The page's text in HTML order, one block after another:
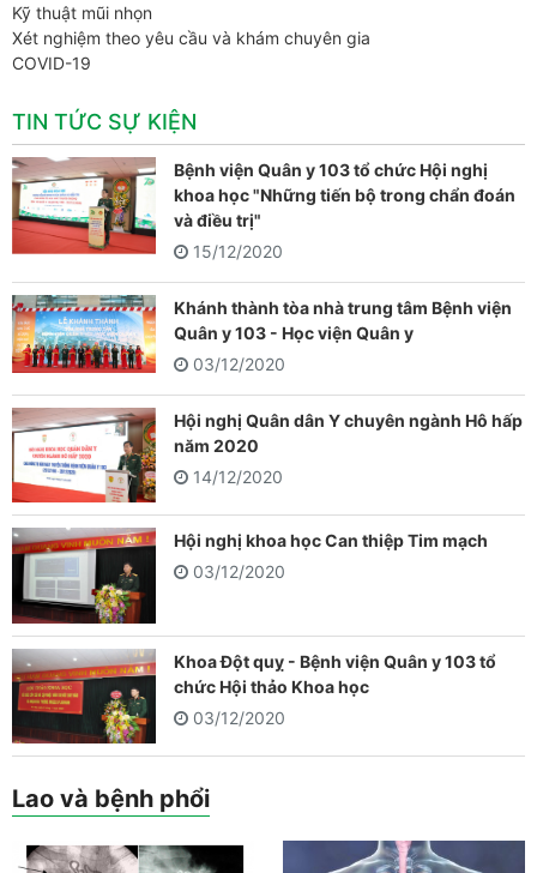
Kỹ thuật mũi nhọn
Xét nghiệm theo yêu cầu và khám chuyên gia
COVID-19
TIN TỨC SỰ KIỆN
Bệnh viện Quân y 103 tổ chức Hội nghị
khoa học "Những tiến bộ trong chẩn đoán
và điều trị"
15/12/2020
Khánh thành tòa nhà trung tâm Bệnh viện
Quân y 103 - Học viện Quân y
03/12/2020
Hội nghị Quân dân Y chuyên ngành Hô hấp
năm 2020
14/12/2020
Hội nghị khoa học Can thiệp Tim mạch
03/12/2020
Khoa Đột quỵ - Bệnh viện Quân y 103 tổ
chức Hội thảo Khoa học
03/12/2020
Lao và bệnh phổi